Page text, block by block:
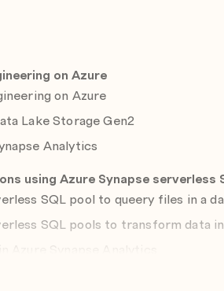
on Azure
on Azure
Lake Storage Gen2
Analytics
using Azure Synapse serverless
SQL pool to queery files in a
SQL pools to transform data
in Azure Synapse serverless